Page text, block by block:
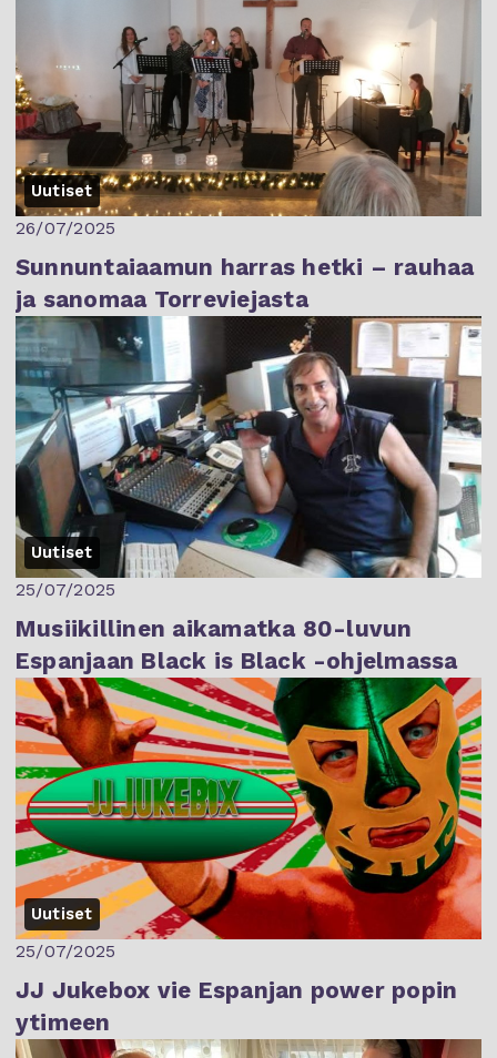
Uutiset
26/07/2025
Sunnuntaiaamun harras hetki – rauhaa
ja sanomaa Torreviejasta
Uutiset
25/07/2025
Musiikillinen aikamatka 80-luvun
Espanjaan Black is Black -ohjelmassa
Uutiset
25/07/2025
JJ Jukebox vie Espanjan power popin
ytimeen